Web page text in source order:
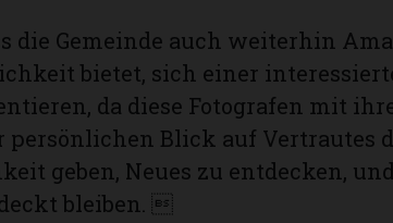
die Gemeinde auch weiterhin
bietet, sich einer
da diese Fotografen mit
Blick auf Vertrautes
geben, Neues zu entdecken,
bleiben. 